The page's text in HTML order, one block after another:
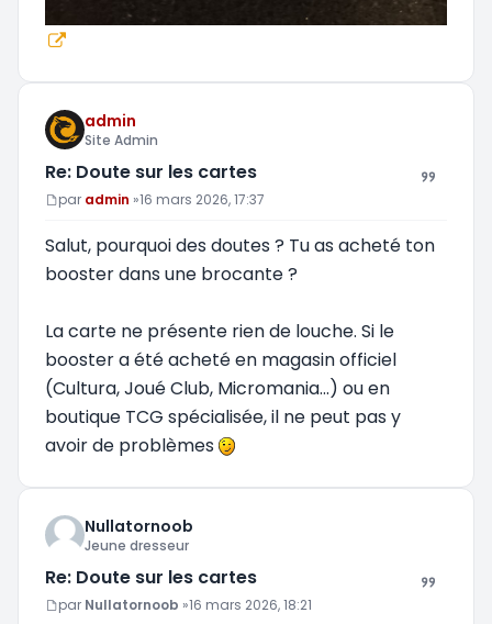
admin
Site Admin
Re: Doute sur les cartes
Message
par admin »16 mars 2026, 17:37
Salut, pourquoi des doutes ? Tu as acheté ton
booster dans une brocante ?
La carte ne présente rien de louche. Si le
booster a été acheté en magasin officiel
(Cultura, Joué Club, Micromania...) ou en
boutique TCG spécialisée, il ne peut pas y
avoir de problèmes
Nullatornoob
Jeune dresseur
Re: Doute sur les cartes
Message
par Nullatornoob »16 mars 2026, 18:21